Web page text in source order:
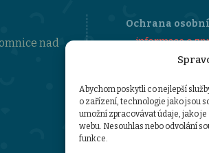
Abychom poskytli co nejlepší
o zařízení, technologie jako jsou
umožní zpracovávat údaje, jako
webu. Nesouhlas nebo odvolání
funkce.
nad
Ochrana
informace o
sazebník